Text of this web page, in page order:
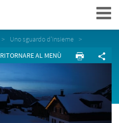
Navigation
Uno sguardo d'insieme
RITORNARE AL MENÙ